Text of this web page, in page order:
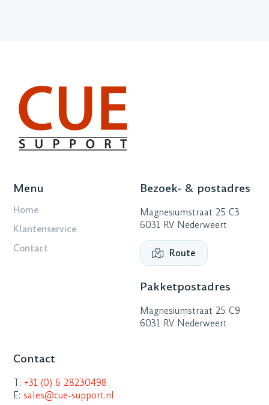
Menu
Home
Klantenservice
Contact
Bezoek- & postadres
Magnesiumstraat 25 C3
6031 RV Nederweert
Route
Pakketpostadres
Magnesiumstraat 25 C9
6031 RV Nederweert
Contact
T: +31 (0) 6 28230498
E:sales@cue-support.nl